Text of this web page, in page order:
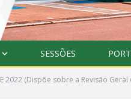
SESSÕES
2022 (Dispõe sobre a Revisão